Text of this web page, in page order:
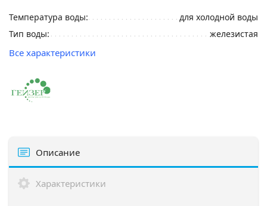
Температура воды:
для холодной воды
Тип воды:
железистая
Все характеристики
Описание
Характеристики